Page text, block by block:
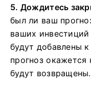
5. Дождитесь
был ли ваш
ваших
будут добавлены
прогноз
будут возвращены.